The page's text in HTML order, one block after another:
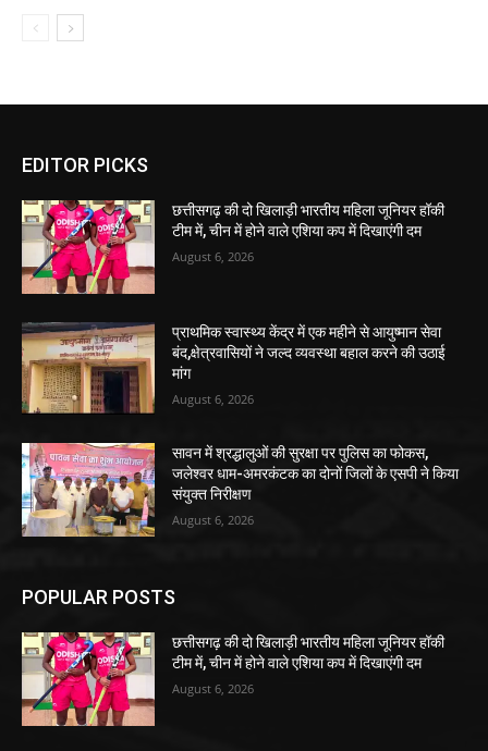
EDITOR PICKS
छत्तीसगढ़ की दो खिलाड़ी भारतीय महिला जूनियर हॉकी
टीम में, चीन में होने वाले एशिया कप में दिखाएंगी दम
August 6, 2026
प्राथमिक स्वास्थ्य केंद्र में एक महीने से आयुष्मान सेवा
बंद,क्षेत्रवासियों ने जल्द व्यवस्था बहाल करने की उठाई
मांग
August 6, 2026
सावन में श्रद्धालुओं की सुरक्षा पर पुलिस का फोकस,
जलेश्वर धाम-अमरकंटक का दोनों जिलों के एसपी ने किया
संयुक्त निरीक्षण
August 6, 2026
POPULAR POSTS
छत्तीसगढ़ की दो खिलाड़ी भारतीय महिला जूनियर हॉकी
टीम में, चीन में होने वाले एशिया कप में दिखाएंगी दम
August 6, 2026